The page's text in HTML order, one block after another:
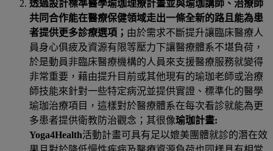
透過設計標準醫學瑜珈理療計畫並與瑜珈講師、治療師
共同合作能在醫療保健領域走出一條全新的路且能為患
者提供更多診療選項； 由於需求不斷提升讓臨床醫療人
員身心俱疲及資源有限等壓力下讓醫療體系不堪負荷，
於是動員非臨床醫療機構的人員來支援醫療服務就變得
非常重要，藉由提升目前或其他現有的瑜珈老師或治療
師技能來針對一些特定病況並提供實證、標準化的醫學
瑜珈治療項目，這樣對於醫療體系在每次看診就能為更
多患者提供衛教防治觀念；其很像瑜珈計畫:
Yoga4Health活動計畫可具有足以媲美團體就診的潛在效